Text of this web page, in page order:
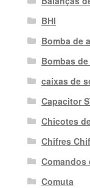
BHI
Bomba de
Bombas
caixas de
Capacitor
Chicotes
Chifres
Comandos
Comuta